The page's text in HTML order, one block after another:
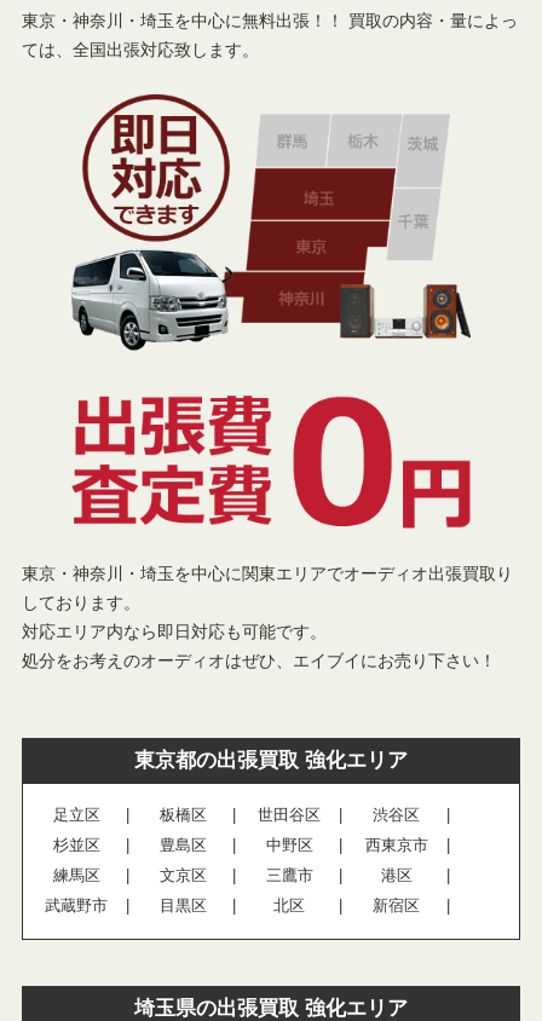
東京・神奈川・埼玉を中心に無料出張！！ 買取の内容・量によっ
ては、全国出張対応致します。
東京・神奈川・埼玉を中心に関東エリアでオーディオ出張買取り
しております。
対応エリア内なら即日対応も可能です。
処分をお考えのオーディオはぜひ、エイブイにお売り下さい！
東京都の出張買取 強化エリア
足立区 板橋区 世田谷区
渋谷区
杉並区
豊島区 中野区
西東京市
練馬区
文京区 三鷹市
港区
武蔵野市
目黒区 北区 新宿区
埼玉県の出張買取 強化エリア